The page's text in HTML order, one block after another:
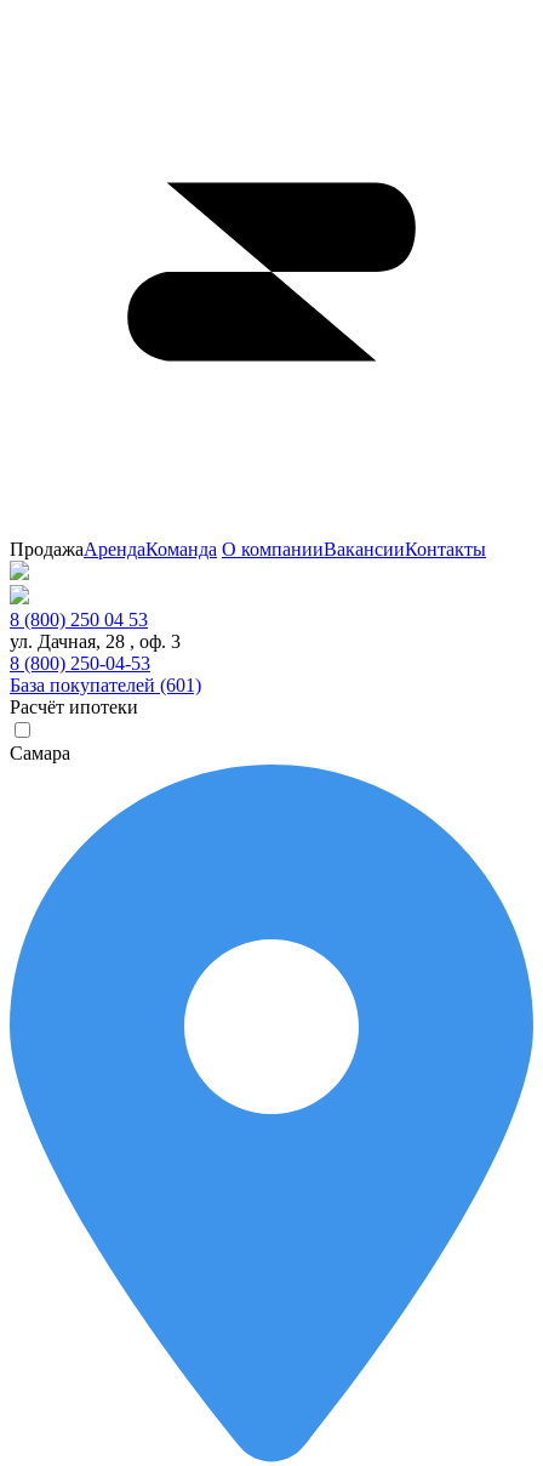
ПродажаАрендаКоманда О компанииВакансииКонтакты
8 (800) 250 04 53
ул. Дачная, 28 , оф. 3
8 (800) 250-04-53
База покупателей (601)
Расчёт ипотеки
Самара